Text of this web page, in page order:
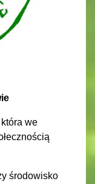
we
środowisko